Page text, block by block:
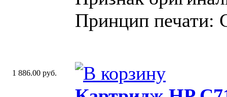
Принцип печати:
1 886.00 руб.